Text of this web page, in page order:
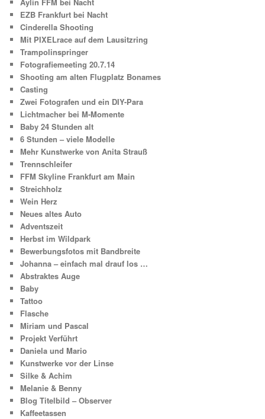
EZB Frankfurt bei Nacht
Cinderella Shooting
Mit PIXELrace auf dem Lausitzring
Trampolinspringer
Fotografiemeeting 20.7.14
Shooting am alten Flugplatz Bonames
Casting
Zwei Fotografen und ein DIY-Para
Lichtmacher bei M-Momente
Baby 24 Stunden alt
6 Stunden – viele Modelle
Mehr Kunstwerke von Anita Strauß
Trennschleifer
FFM Skyline Frankfurt am Main
Streichholz
Wein Herz
Neues altes Auto
Adventszeit
Herbst im Wildpark
Bewerbungsfotos mit Bandbreite
Johanna – einfach mal drauf los …
Abstraktes Auge
Baby
Tattoo
Flasche
Miriam und Pascal
Projekt Verführt
Daniela und Mario
Kunstwerke vor der Linse
Silke & Achim
Melanie & Benny
Blog Titelbild – Observer
Kaffeetassen